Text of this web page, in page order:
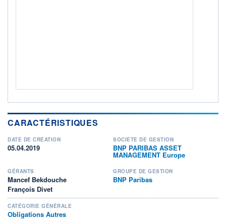
CARACTÉRISTIQUES
DATE DE CRÉATION
05.04.2019
SOCIÉTÉ DE GESTION
BNP PARIBAS ASSET
MANAGEMENT Europe
GÉRANTS
Mancef Bekdouche
François Divet
GROUPE DE GESTION
BNP Paribas
CATÉGORIE GÉNÉRALE
Obligations Autres